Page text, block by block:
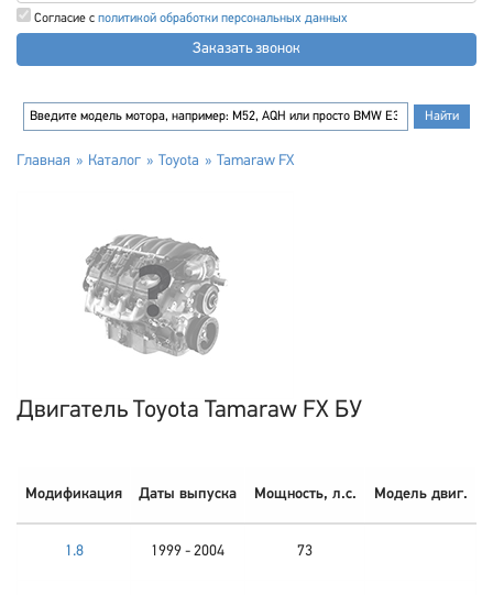
Согласие с политикой обработки персональных данных
Заказать звонок
Главная Каталог Toyota Tamaraw FX
Двигатель Toyota Tamaraw FX БУ
Модификация Даты выпуска Мощность, л.с. Модель двиг.
1.8 1999 - 2004 73